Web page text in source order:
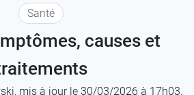
Santé
causes et
, mis à jour le 30/03/2026 à 17h03,